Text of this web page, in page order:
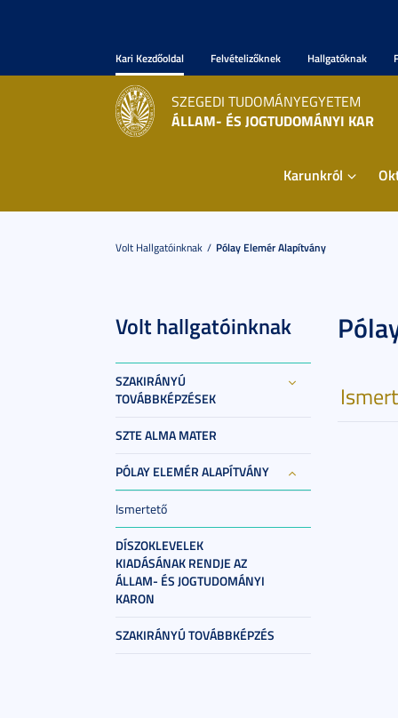
Kari Kezdőoldal Felvételizőknek Hallgatóknak
SZEGEDI TUDOMÁNYEGYETEM
ÁLLAM- ÉS JOGTUDOMÁNYI KAR
Karunkról
Volt Hallgatóinknak Pólay Elemér Alapítvány
Volt hallgatóinknak
SZAKIRÁNYÚ
TOVÁBBKÉPZÉSEK
SZTE ALMA MATER
PÓLAY ELEMÉR ALAPÍTVÁNY
Ismertető
DÍSZOKLEVELEK
KIADÁSÁNAK RENDJE AZ
ÁLLAM- ÉS JOGTUDOMÁNYI
KARON
SZAKIRÁNYÚ TOVÁBBKÉPZÉS